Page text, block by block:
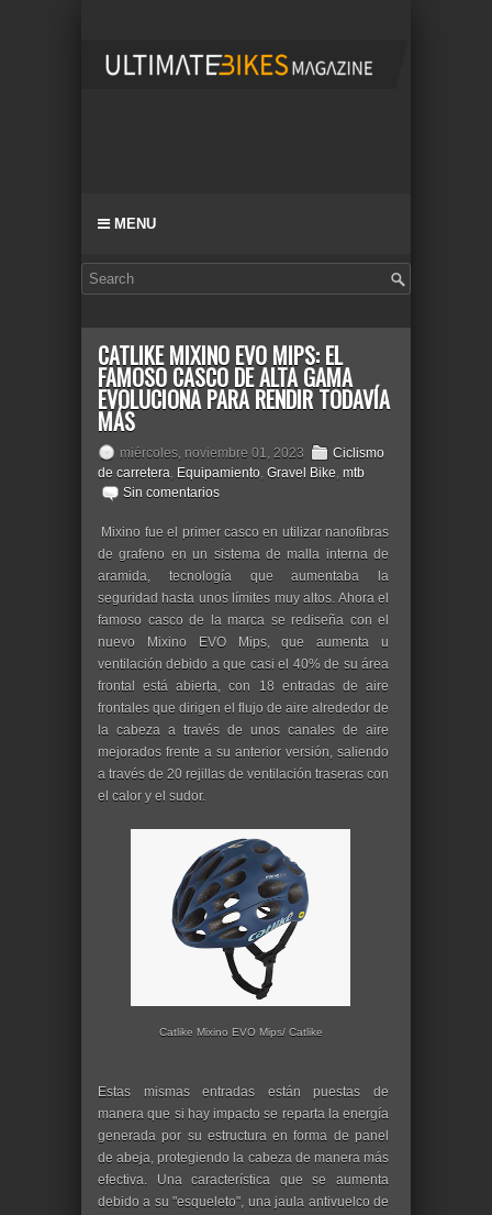
MENU
CATLIKE MIXINO EVO MIPS: EL
FAMOSO CASCO DE ALTA GAMA
EVOLUCIONA PARA RENDIR TODAVÍA
MÁS
miércoles, noviembre 01, 2023
Ciclismo
de carretera, Equipamiento, Gravel Bike, mtb
Sin comentarios
Mixino fue el primer casco en utilizar nanofibras
de grafeno en un sistema de malla interna de
aramida, tecnología que aumentaba la
seguridad hasta unos límites muy altos. Ahora el
famoso casco de la marca se rediseña con el
nuevo Mixino EVO Mips, que aumenta u
ventilación debido a que casi el 40% de su área
frontal está abierta, con 18 entradas de aire
frontales que dirigen el flujo de aire alrededor de
la cabeza a través de unos canales de aire
mejorados frente a su anterior versión, saliendo
a través de 20 rejillas de ventilación traseras con
el calor y el sudor.
Catlike Mixino EVO Mips/ Catlike
Estas mismas entradas están puestas de
manera que si hay impacto se reparta la energía
generada por su estructura en forma de panel
de abeja, protegiendo la cabeza de manera más
efectiva. Una característica que se aumenta
debido a su "esqueleto", una jaula antivuelco de